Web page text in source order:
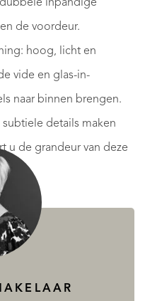
inpandige
de voordeur.
hoog, licht en
vide en glas-in-
naar binnen brengen.
details maken
u de grandeur van deze
comfort en sfeer
met natuurlijk licht. De